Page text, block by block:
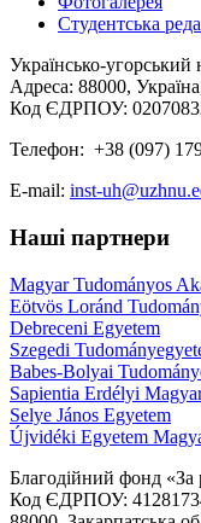
Студентська
Українсько-
Адреса: 88000,
Код ЄДРПОУ:
Телефон: +38 (097)
E-mail: inst-
Наші партнери
Magyar Tudományos
Eötvös Loránd
Debreceni Egyetem
Szegedi
Babes-Bolyai
Sapientia Erdélyi
Selye János Egyetem
Újvidéki Egyetem
Благодійний фонд «За
Код ЄДРПОУ: